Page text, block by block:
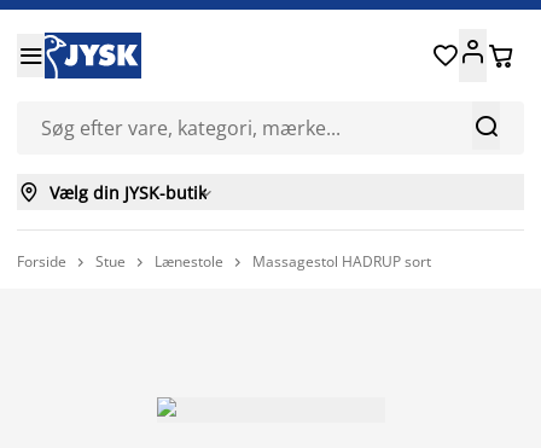


 
 Vælg din JYSK-butik
Forside  Stue  Lænestole  Massagestol HADRUP sort